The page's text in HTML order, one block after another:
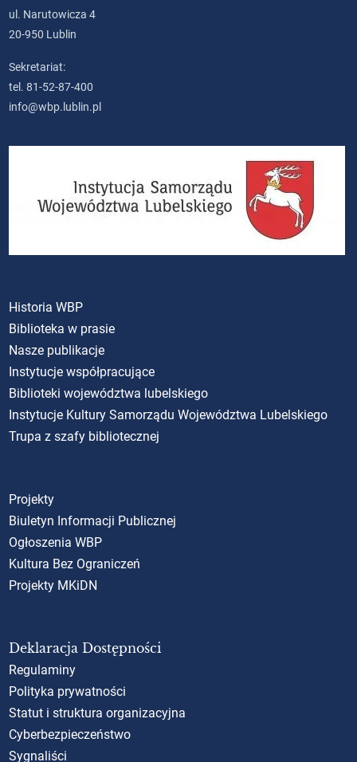
ul. Narutowicza 4
20-950 Lublin
Sekretariat:
tel. 81-52-87-400
info@wbp.lublin.pl
Historia WBP
Biblioteka w prasie
Nasze publikacje
Instytucje współpracujące
Biblioteki województwa lubelskiego
Instytucje Kultury Samorządu Województwa Lubelskiego
Trupa z szafy bibliotecznej
Projekty
Biuletyn Informacji Publicznej
Ogłoszenia WBP
Kultura Bez Ograniczeń
Projekty MKiDN
Deklaracja Dostępności
Regulaminy
Polityka prywatności
Statut i struktura organizacyjna
Cyberbezpieczeństwo
Sygnaliści